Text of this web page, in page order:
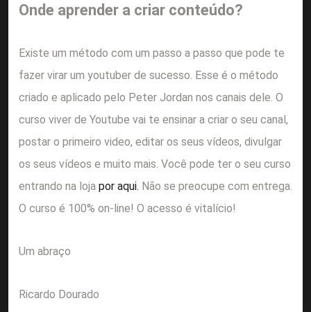
Onde aprender a criar conteúdo?
Existe um método com um passo a passo que pode te
fazer virar um youtuber de sucesso. Esse é o método
criado e aplicado pelo Peter Jordan nos canais dele. O
curso viver de Youtube vai te ensinar a criar o seu canal,
postar o primeiro video, editar os seus vídeos, divulgar
os seus vídeos e muito mais. Você pode ter o seu curso
entrando na loja por aqui. Não se preocupe com entrega.
O curso é 100% on-line! O acesso é vitalício!
Um abraço
Ricardo Dourado